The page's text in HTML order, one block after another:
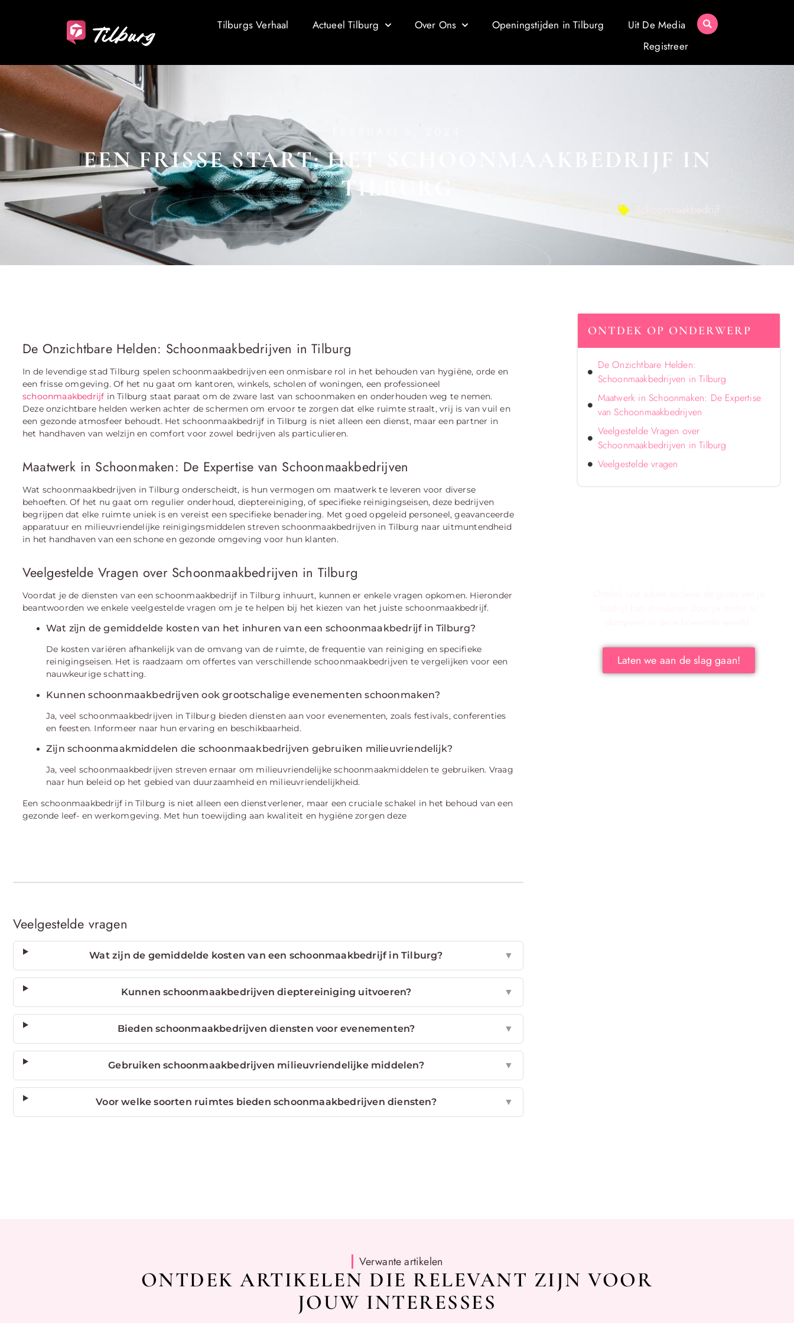
Tilburgs Verhaal Actueel Tilburg Over Ons Openingstijden in Tilburg
Uit De Media
Registreer
EEN FRISSE START: HET SCHOONMAAKBEDRIJF IN
TILBURG
Schoonmaakbedrijf
De Onzichtbare Helden: Schoonmaakbedrijven in Tilburg
In de levendige stad Tilburg spelen schoonmaakbedrijven een onmisbare rol in het behouden van hygiëne, orde en
een frisse omgeving. Of het nu gaat om kantoren, winkels, scholen of woningen, een professioneel
schoonmaakbedrijf in Tilburg staat paraat om de zware last van schoonmaken en onderhouden weg te nemen.
Deze onzichtbare helden werken achter de schermen om ervoor te zorgen dat elke ruimte straalt, vrij is van vuil en
een gezonde atmosfeer behoudt. Het schoonmaakbedrijf in Tilburg is niet alleen een dienst, maar een partner in
het handhaven van welzijn en comfort voor zowel bedrijven als particulieren.
Maatwerk in Schoonmaken: De Expertise van Schoonmaakbedrijven
Wat schoonmaakbedrijven in Tilburg onderscheidt, is hun vermogen om maatwerk te leveren voor diverse
behoeften. Of het nu gaat om regulier onderhoud, dieptereiniging, of specifieke reinigingseisen, deze bedrijven
begrijpen dat elke ruimte uniek is en vereist een specifieke benadering. Met goed opgeleid personeel, geavanceerde
apparatuur en milieuvriendelijke reinigingsmiddelen streven schoonmaakbedrijven in Tilburg naar uitmuntendheid
in het handhaven van een schone en gezonde omgeving voor hun klanten.
Veelgestelde Vragen over Schoonmaakbedrijven in Tilburg
Voordat je de diensten van een schoonmaakbedrijf in Tilburg inhuurt, kunnen er enkele vragen opkomen. Hieronder
beantwoorden we enkele veelgestelde vragen om je te helpen bij het kiezen van het juiste schoonmaakbedrijf.
Wat zijn de gemiddelde kosten van het inhuren van een schoonmaakbedrijf in Tilburg?
De kosten variëren afhankelijk van de omvang van de ruimte, de frequentie van reiniging en specifieke
reinigingseisen. Het is raadzaam om offertes van verschillende schoonmaakbedrijven te vergelijken voor een
nauwkeurige schatting.
Kunnen schoonmaakbedrijven ook grootschalige evenementen schoonmaken?
Ja, veel schoonmaakbedrijven in Tilburg bieden diensten aan voor evenementen, zoals festivals, conferenties
en feesten. Informeer naar hun ervaring en beschikbaarheid.
Zijn schoonmaakmiddelen die schoonmaakbedrijven gebruiken milieuvriendelijk?
Ja, veel schoonmaakbedrijven streven ernaar om milieuvriendelijke schoonmaakmiddelen te gebruiken. Vraag
naar hun beleid op het gebied van duurzaamheid en milieuvriendelijkheid.
Een schoonmaakbedrijf in Tilburg is niet alleen een dienstverlener, maar een cruciale schakel in het behoud van een
gezonde leef- en werkomgeving. Met hun toewijding aan kwaliteit en hygiëne zorgen deze
Veelgestelde vragen
Wat zijn de gemiddelde kosten van een schoonmaakbedrijf in Tilburg? ▼
Kunnen schoonmaakbedrijven dieptereiniging uitvoeren? ▼
Bieden schoonmaakbedrijven diensten voor evenementen? ▼
Gebruiken schoonmaakbedrijven milieuvriendelijke middelen? ▼
Voor welke soorten ruimtes bieden schoonmaakbedrijven diensten? ▼
ONTDEK OP ONDERWERP
De Onzichtbare Helden:
Schoonmaakbedrijven in Tilburg
Maatwerk in Schoonmaken: De Expertise
van Schoonmaakbedrijven
Veelgestelde Vragen over
Schoonmaakbedrijven in Tilburg
Veelgestelde vragen
Laten we aan de slag gaan!
Verwante artikelen
ONTDEK ARTIKELEN DIE RELEVANT ZIJN VOOR
JOUW INTERESSES